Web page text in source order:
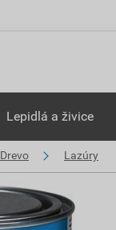
Lepidlá a živice
Drevo Lazúry